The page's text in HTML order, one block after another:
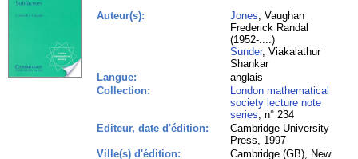
Auteur(s): Jones, Vaughan
Frederick Randal
(1952-....)
Sunder, Viakalathur
Shankar
Langue:
anglais
Collection:
London mathematical
society lecture note
series, n° 234
Editeur, date d'édition:
Cambridge University
Press, 1997
Ville(s) d'édition:
Cambridge (GB), New